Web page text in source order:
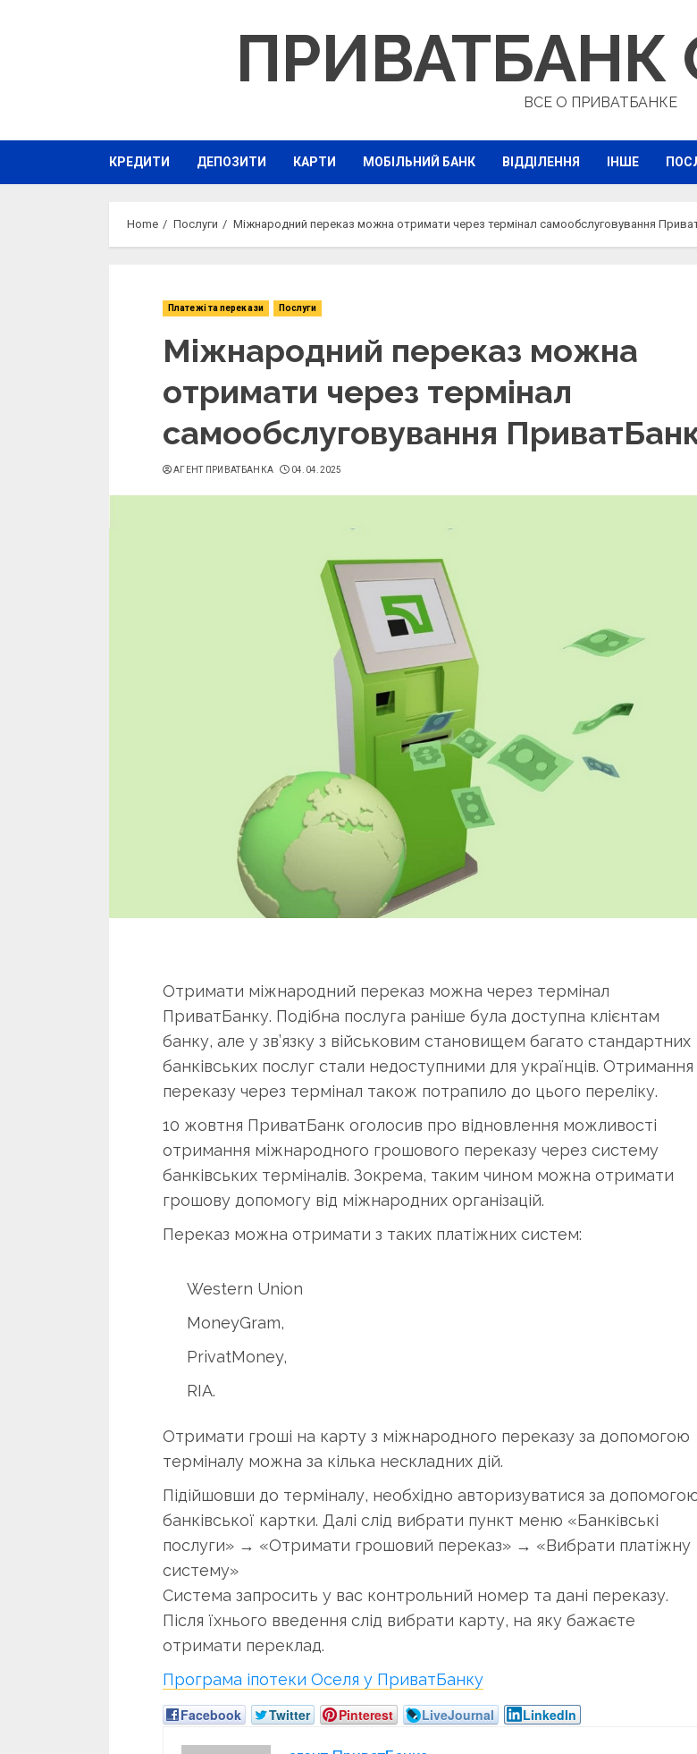
ВСЕ О ПРИВАТБАНКЕ
КРЕДИТИ ДЕПОЗИТИ КАРТИ МОБІЛЬНИЙ БАНК ВІДДІЛЕННЯ ІНШЕ
Home Послуги Міжнародний переказ можна отримати через термінал самообслуговування
Платежі та перекази Послуги
Міжнародний переказ можна
отримати через термінал
самообслуговування
АГЕНТ ПРИВАТБАНКА 04.04.2025
Отримати міжнародний переказ можна через термінал
ПриватБанку. Подібна послуга раніше була доступна клієнтам
банку, але у зв’язку з військовим становищем багато стандартних
банківських послуг стали недоступними для українців. Отримання
переказу через термінал також потрапило до цього переліку.
10 жовтня ПриватБанк оголосив про відновлення можливості
отримання міжнародного грошового переказу через систему
банківських терміналів. Зокрема, таким чином можна отримати
грошову допомогу від міжнародних організацій.
Переказ можна отримати з таких платіжних систем:
Western Union
MoneyGram,
PrivatMoney,
RIA.
Отримати гроші на карту з міжнародного переказу за допомогою
терміналу можна за кілька нескладних дій.
Підійшовши до терміналу, необхідно авторизуватися за
банківської картки. Далі слід вибрати пункт меню «Банківські
послуги» → «Отримати грошовий переказ» → «Вибрати платіжну
систему» ​​
Система запросить у вас контрольний номер та дані переказу.
Після їхнього введення слід вибрати карту, на яку бажаєте
отримати переклад.
Програма іпотеки Оселя у ПриватБанку
Facebook Twitter Pinterest LiveJournal LinkedIn